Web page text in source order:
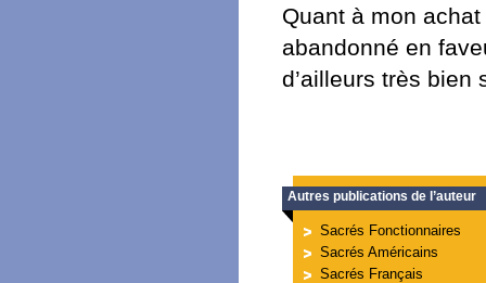
Quant à mon
abandonné en
d’ailleurs très bien
Autres publications de l’auteur
Sacrés Fonctionnaires
Sacrés Américains
Sacrés Français